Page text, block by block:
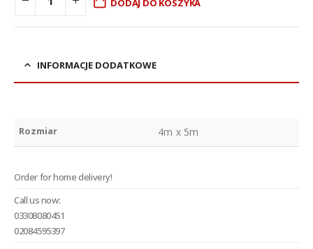
DODAJ DO KOSZYKA
INFORMACJE DODATKOWE
Rozmiar 4m x 5m
Order for home delivery!
Call us now:
03308080451
02084595397